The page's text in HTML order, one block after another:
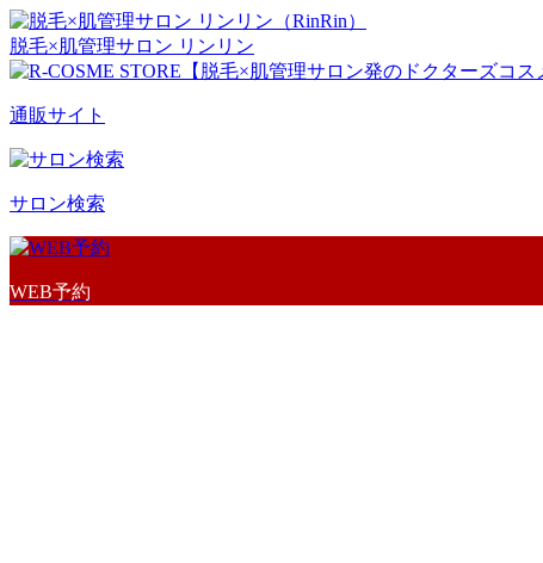
脱毛×肌管理サロン リンリン
通販サイト
サロン検索
WEB予約